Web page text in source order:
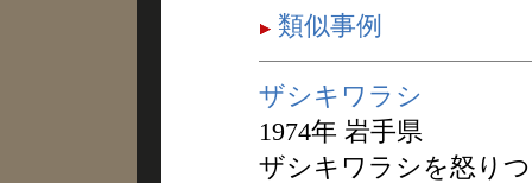
類似事例
ザシキワラシ
1974年 岩手県
ザシキワラシを怒り